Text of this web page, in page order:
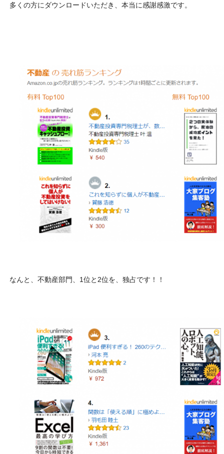
多くの方にダウンロードいただき、本当に感謝感激です。
なんと、不動産部門、1位と2位を、独占です！！